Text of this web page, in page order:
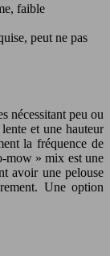
faible
peut ne pas
nécessitant peu ou
et une hauteur
la fréquence de
mow » mix est une
avoir une pelouse
Une option